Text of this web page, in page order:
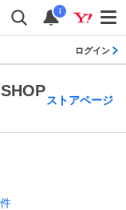
i
ログイン
ストアページ
件